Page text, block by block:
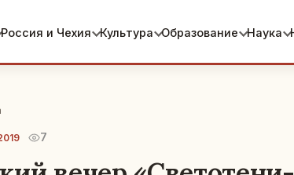
Россия и Чехия Культура Образование Наука
7